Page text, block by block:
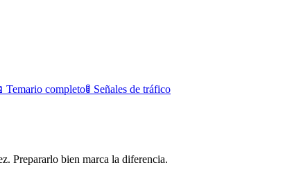
Temario completo🚦 Señales de tráfico
Prepararlo bien marca la diferencia.